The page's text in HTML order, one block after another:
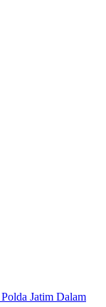
Jatim Dalam